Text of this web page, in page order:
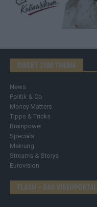
DIREKT ZUM THEMA
News
Politik & Co
Money Matters
Tipps & Tricks
Brainpower
Specials
Meinung
Streams & Storys
Eurovision
FLASH – DAS VIDEOPORTAL